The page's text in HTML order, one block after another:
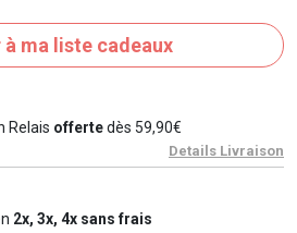
ma liste cadeaux
Relais offertedès 59,90€
Details Livraison
2x, 3x, 4x sans frais